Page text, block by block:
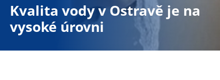
Kvalita vody v Ostravě je na
vysoké úrovni